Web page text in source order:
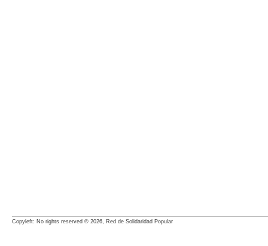
Copyleft: No rights reserved © 2026, Red de Solidaridad Popular